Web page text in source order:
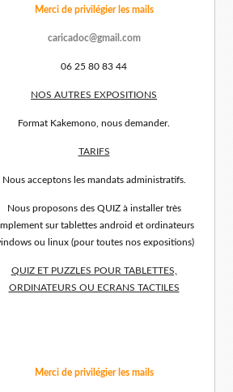
Merci de privilégier les mails
caricadoc@gmail.com
06 25 80 83 44
NOS AUTRES EXPOSITIONS
Format Kakemono, nous demander.
TARIFS
Nous acceptons les mandats administratifs.
Nous proposons des QUIZ à installer très
sur tablettes android et ordinateurs
ou linux (pour toutes nos expositions)
QUIZ ET PUZZLES POUR TABLETTES,
ORDINATEURS OU ECRANS TACTILES
Merci de privilégier les mails